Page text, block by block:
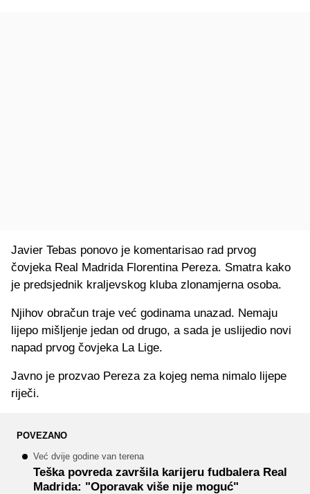
Javier Tebas ponovo je komentarisao rad prvog
čovjeka Real Madrida Florentina Pereza. Smatra kako
je predsjednik kraljevskog kluba zlonamjerna osoba.
Njihov obračun traje već godinama unazad. Nemaju
lijepo mišljenje jedan od drugo, a sada je uslijedio novi
napad prvog čovjeka La Lige.
Javno je prozvao Pereza za kojeg nema nimalo lijepe
riječi.
POVEZANO
Već dvije godine van terena
Teška povreda završila karijeru fudbalera Real
Madrida: "Oporavak više nije moguć"